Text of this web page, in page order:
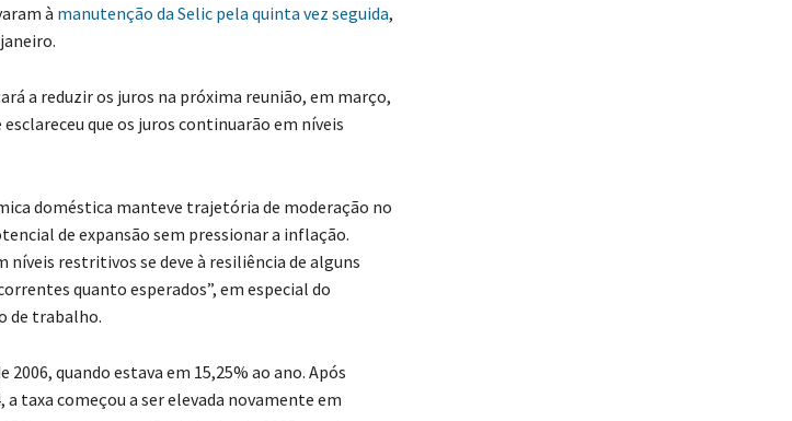
à manutenção da Selic pela quinta vez seguida,
a reduzir os juros na próxima reunião, em março,
que os juros continuarão em níveis
doméstica manteve trajetória de moderação no
de expansão sem pressionar a inflação.
níveis restritivos se deve à resiliência de alguns
quanto esperados”, em especial do
de trabalho.
quando estava em 15,25% ao ano. Após
a taxa começou a ser elevada novamente em